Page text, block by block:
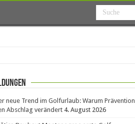
neue Trend im Golfurlaub: Warum Prävention
Abschlag verändert 4. August 2026